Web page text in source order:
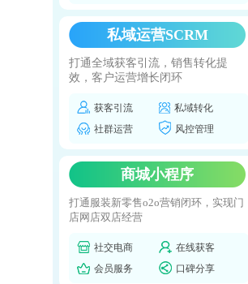
私域运营SCRM
打通全域获客引流，销售转化提
效，客户运营增长闭环
获客引流
私域转化
社群运营
风控管理
商城小程序
打通服装新零售o2o营销闭环，实现门
店网店双店经营
社交电商
在线获客
会员服务
口碑分享